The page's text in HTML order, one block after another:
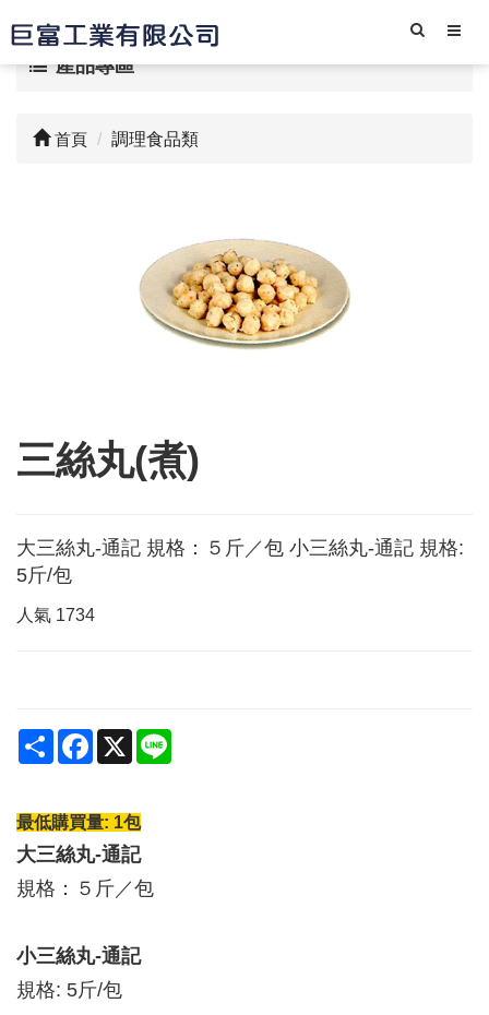
產品專區
首頁 調理食品類
三絲丸(煮)
大三絲丸-通記 規格：５斤／包 小三絲丸-通記 規格:
5斤/包
人氣 1734
Share Facebook
X
最低購買量: 1包
大三絲丸-通記
規格：５斤／包
小三絲丸-通記
規格: 5斤/包